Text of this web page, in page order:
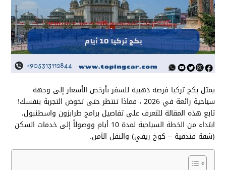
يمثل بكج تركيا فرصة ذهبية للسفر بأرخص الأسعار إلى وجهة
سياحية رائعة في 2026 ، فماذا تنتظر حتى تخوض التجربة بنفسك!
تابع هذه المقالة للتعرف على تفاصيل برامج طرابزون واسطنبول،
ابتداء من الخطة السياحية لمدة 10 أيام ووصولاً إلى خدمات السكن
(شقة فندقية – كوخ ريفي) والنقل الآمن.